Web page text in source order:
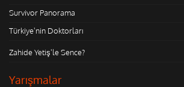
Survivor Panorama
Türkiye'nin Doktorları
Zahide Yetiş'le Sence?
Yarışmalar